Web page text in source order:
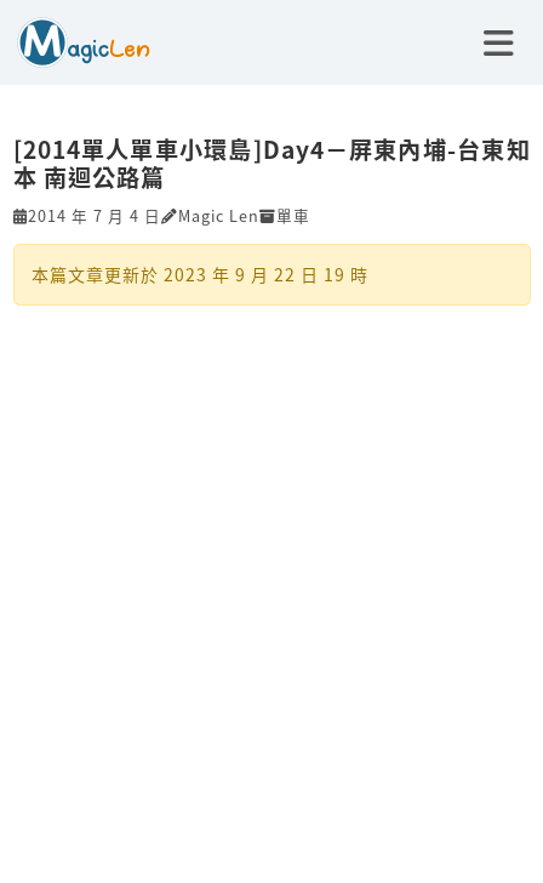
[2014單人單車小環島]Day4－屏東內埔-台東知
本 南迴公路篇
2014 年 7 月 4 日 Magic Len 單車
本篇文章更新於 2023 年 9 月 22 日 19 時